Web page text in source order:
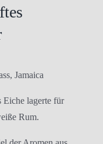
Jamaica
Eiche lagerte für
Rum.